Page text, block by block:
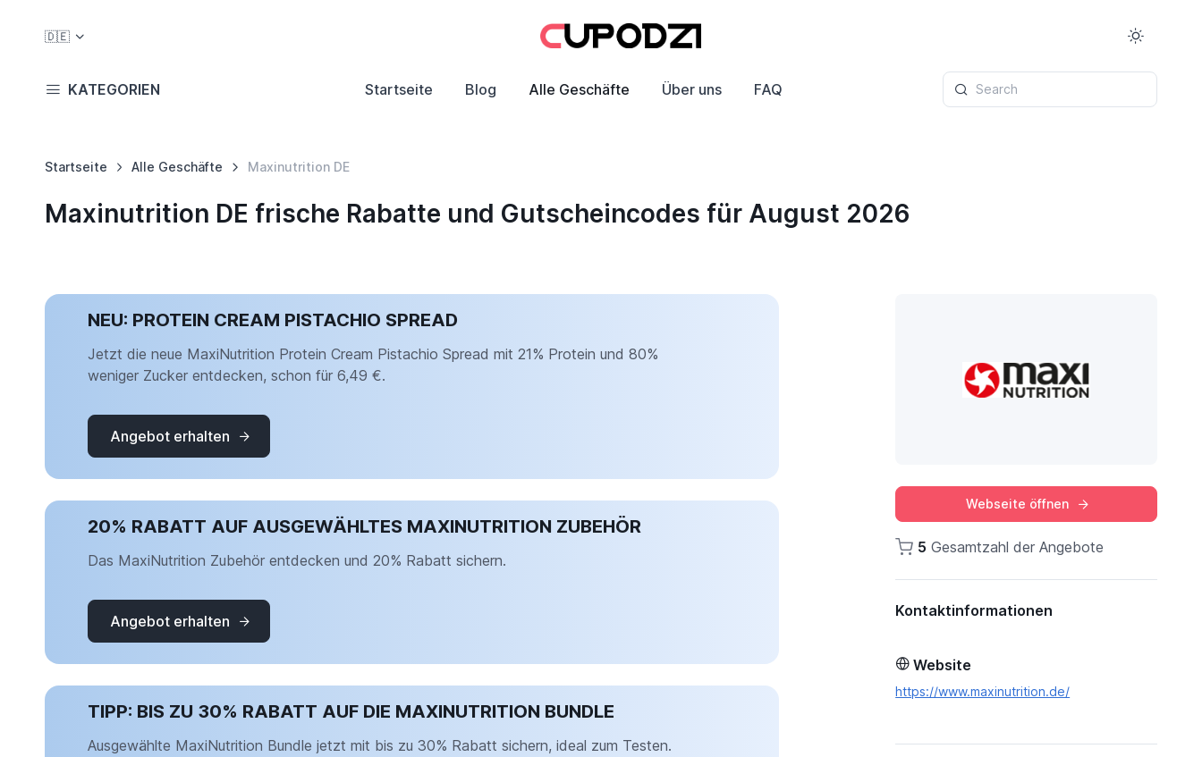
🇩🇪
KATEGORIEN Startseite Blog Alle Geschäfte Über uns FAQ Search
Startseite Alle Geschäfte Maxinutrition DE
Maxinutrition DE frische Rabatte und Gutscheincodes für August 2026
NEU: PROTEIN CREAM PISTACHIO SPREAD
Jetzt die neue MaxiNutrition Protein Cream Pistachio Spread mit 21% Protein und 80%
weniger Zucker entdecken, schon für 6,49 €.
Angebot erhalten
20% RABATT AUF AUSGEWÄHLTES MAXINUTRITION ZUBEHÖR
Das MaxiNutrition Zubehör entdecken und 20% Rabatt sichern.
Angebot erhalten
TIPP: BIS ZU 30% RABATT AUF DIE MAXINUTRITION BUNDLE
Ausgewählte MaxiNutrition Bundle jetzt mit bis zu 30% Rabatt sichern, ideal zum Testen.
Webseite öffnen
5 Gesamtzahl der Angebote
Kontaktinformationen
Website
https://www.maxinutrition.de/